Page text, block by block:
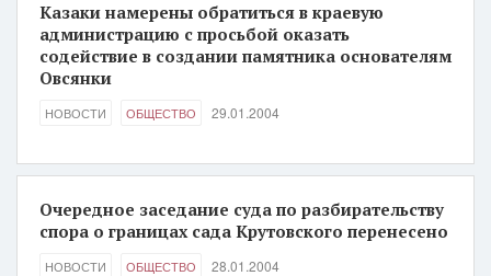
Казаки намерены обратиться в краевую
администрацию с просьбой оказать
содействие в создании памятника основателям
Овсянки
НОВОСТИ ОБЩЕСТВО 29.01.2004
Очередное заседание суда по разбирательству
спора о границах сада Крутовского перенесено
НОВОСТИ ОБЩЕСТВО 28.01.2004